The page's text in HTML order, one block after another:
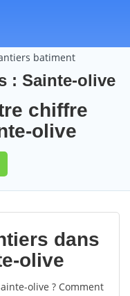
batiment
: Sainte-olive
chiffre
olive
dans
olive
olive ? Comment